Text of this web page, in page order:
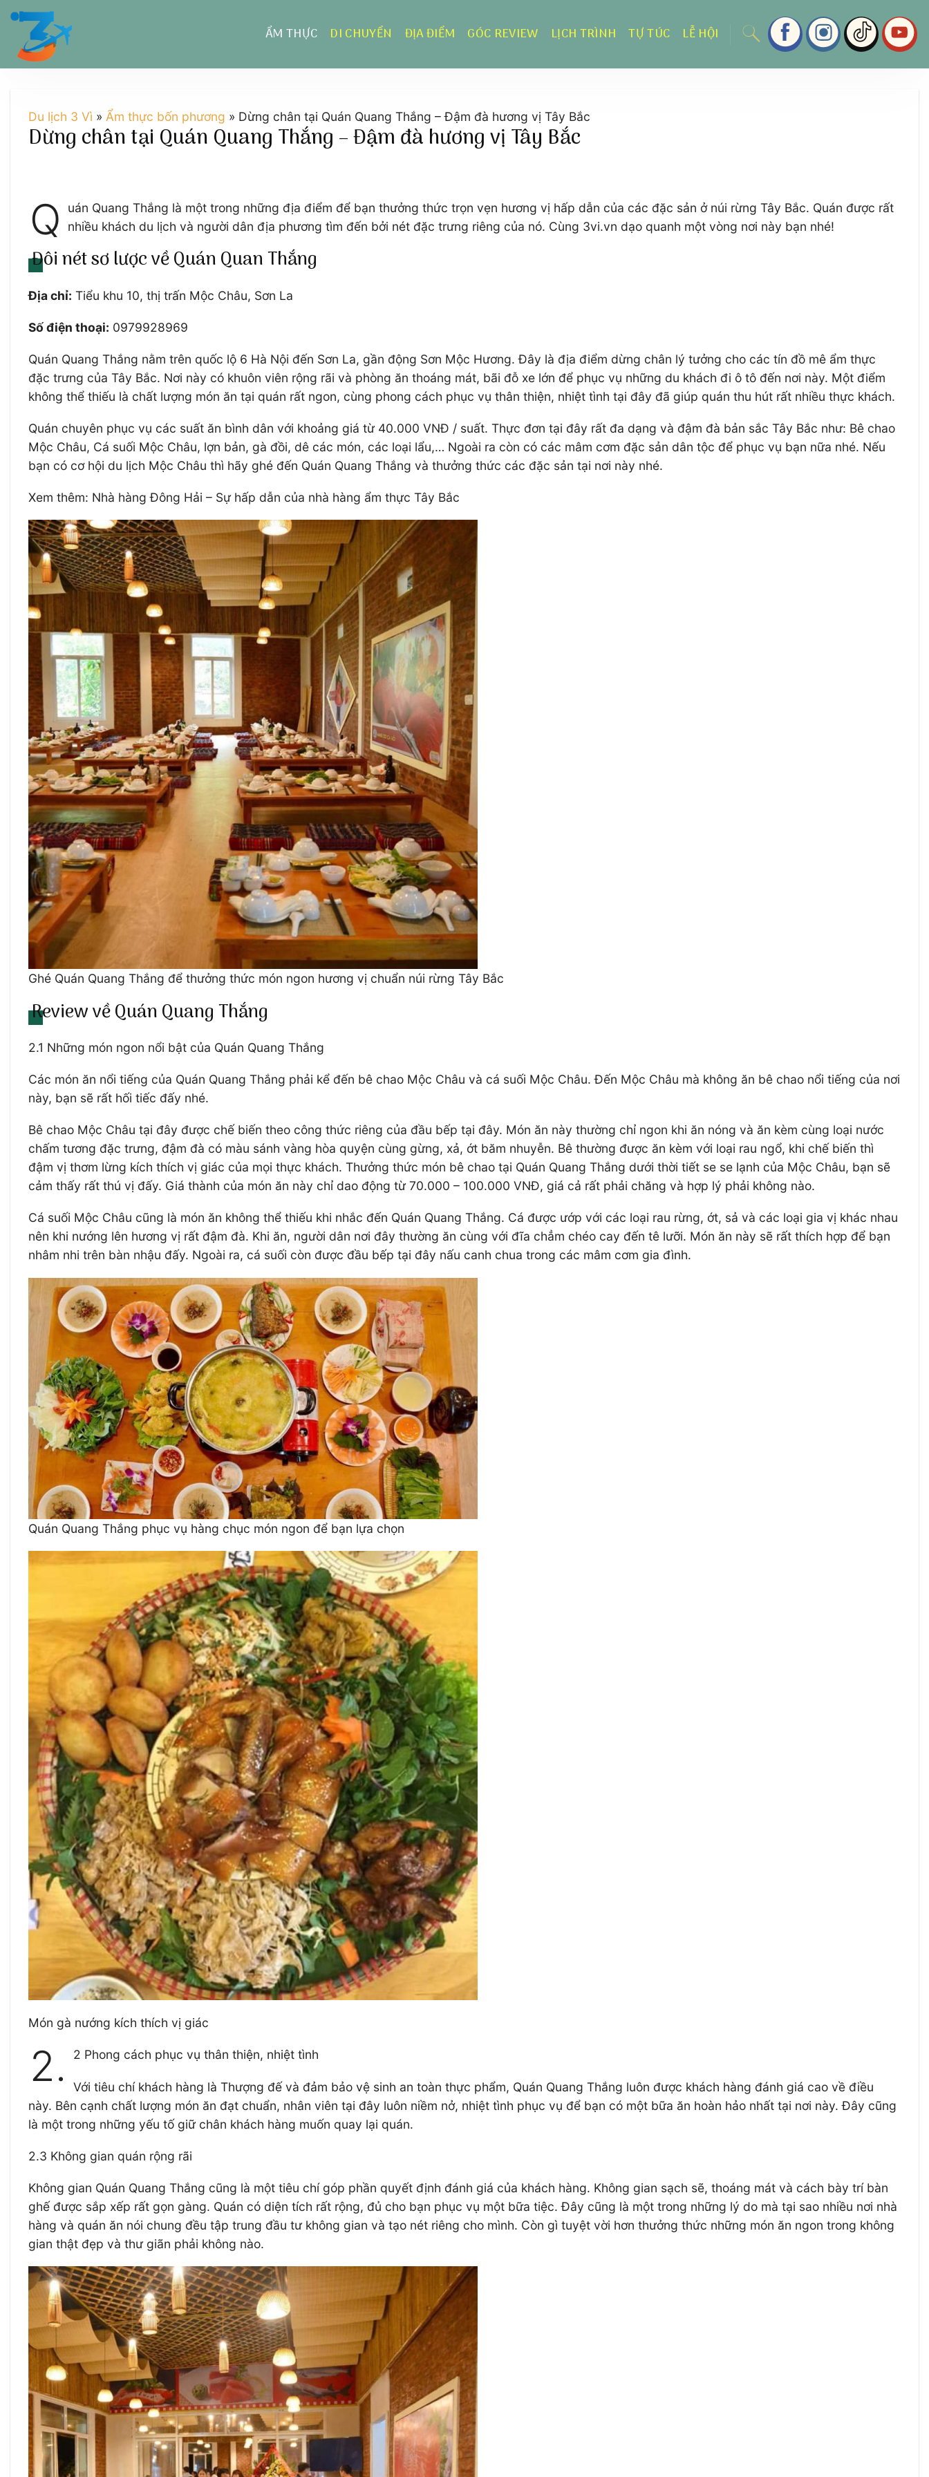
Chuyển
dung
ẨM THỰC DI CHUYỂN ĐỊA ĐIỂM GÓC REVIEW LỊCH TRÌNH TỰ TÚC LỄ HỘI
Du lịch 3 Vì » Ẩm thực bốn phương » Dừng chân tại Quán Quang Thắng – Đậm đà hương vị Tây Bắc
Dừng chân tại Quán Quang Thắng – Đậm đà hương vị Tây Bắc
Q
uán Quang Thắng là một trong những địa điểm để bạn thưởng thức trọn vẹn hương vị hấp dẫn của các đặc sản ở núi rừng Tây Bắc. Quán được rất
nhiều khách du lịch và người dân địa phương tìm đến bởi nét đặc trưng riêng của nó. Cùng 3vi.vn dạo quanh một vòng nơi này bạn nhé!
Đôi nét sơ lược về Quán Quan Thắng
Địa chỉ: Tiểu khu 10, thị trấn Mộc Châu, Sơn La
Số điện thoại: 0979928969
Quán Quang Thắng nằm trên quốc lộ 6 Hà Nội đến Sơn La, gần động Sơn Mộc Hương. Đây là địa điểm dừng chân lý tưởng cho các tín đồ mê ẩm thực
đặc trưng của Tây Bắc. Nơi này có khuôn viên rộng rãi và phòng ăn thoáng mát, bãi đỗ xe lớn để phục vụ những du khách đi ô tô đến nơi này. Một điểm
không thể thiếu là chất lượng món ăn tại quán rất ngon, cùng phong cách phục vụ thân thiện, nhiệt tình tại đây đã giúp quán thu hút rất nhiều thực khách.
Quán chuyên phục vụ các suất ăn bình dân với khoảng giá từ 40.000 VNĐ / suất. Thực đơn tại đây rất đa dạng và đậm đà bản sắc Tây Bắc như: Bê chao
Mộc Châu, Cá suối Mộc Châu, lợn bản, gà đồi, dê các món, các loại lẩu,… Ngoài ra còn có các mâm cơm đặc sản dân tộc để phục vụ bạn nữa nhé. Nếu
bạn có cơ hội du lịch Mộc Châu thì hãy ghé đến Quán Quang Thắng và thưởng thức các đặc sản tại nơi này nhé.
Xem thêm: Nhà hàng Đông Hải – Sự hấp dẫn của nhà hàng ẩm thực Tây Bắc
Ghé Quán Quang Thắng để thưởng thức món ngon hương vị chuẩn núi rừng Tây Bắc
Review về Quán Quang Thắng
2.1 Những món ngon nổi bật của Quán Quang Thắng
Các món ăn nổi tiếng của Quán Quang Thắng phải kể đến bê chao Mộc Châu và cá suối Mộc Châu. Đến Mộc Châu mà không ăn bê chao nổi tiếng của nơi
này, bạn sẽ rất hối tiếc đấy nhé.
Bê chao Mộc Châu tại đây được chế biến theo công thức riêng của đầu bếp tại đây. Món ăn này thường chỉ ngon khi ăn nóng và ăn kèm cùng loại nước
chấm tương đặc trưng, đậm đà có màu sánh vàng hòa quyện cùng gừng, xả, ớt băm nhuyễn. Bê thường được ăn kèm với loại rau ngổ, khi chế biến thì
đậm vị thơm lừng kích thích vị giác của mọi thực khách. Thưởng thức món bê chao tại Quán Quang Thắng dưới thời tiết se se lạnh của Mộc Châu, bạn sẽ
cảm thấy rất thú vị đấy. Giá thành của món ăn này chỉ dao động từ 70.000 – 100.000 VNĐ, giá cả rất phải chăng và hợp lý phải không nào.
Cá suối Mộc Châu cũng là món ăn không thể thiếu khi nhắc đến Quán Quang Thắng. Cá được ướp với các loại rau rừng, ớt, sả và các loại gia vị khác nhau
nên khi nướng lên hương vị rất đậm đà. Khi ăn, người dân nơi đây thường ăn cùng với đĩa chẳm chéo cay đến tê lưỡi. Món ăn này sẽ rất thích hợp để bạn
nhâm nhi trên bàn nhậu đấy. Ngoài ra, cá suối còn được đầu bếp tại đây nấu canh chua trong các mâm cơm gia đình.
Quán Quang Thắng phục vụ hàng chục món ngon để bạn lựa chọn
Món gà nướng kích thích vị giác
2. 2 Phong cách phục vụ thân thiện, nhiệt tình
Với tiêu chí khách hàng là Thượng đế và đảm bảo vệ sinh an toàn thực phẩm, Quán Quang Thắng luôn được khách hàng đánh giá cao về điều
này. Bên cạnh chất lượng món ăn đạt chuẩn, nhân viên tại đây luôn niềm nở, nhiệt tình phục vụ để bạn có một bữa ăn hoàn hảo nhất tại nơi này. Đây cũng
là một trong những yếu tố giữ chân khách hàng muốn quay lại quán.
2.3 Không gian quán rộng rãi
Không gian Quán Quang Thắng cũng là một tiêu chí góp phần quyết định đánh giá của khách hàng. Không gian sạch sẽ, thoáng mát và cách bày trí bàn
ghế được sắp xếp rất gọn gàng. Quán có diện tích rất rộng, đủ cho bạn phục vụ một bữa tiệc. Đây cũng là một trong những lý do mà tại sao nhiều nơi nhà
hàng và quán ăn nói chung đều tập trung đầu tư không gian và tạo nét riêng cho mình. Còn gì tuyệt vời hơn thưởng thức những món ăn ngon trong không
gian thật đẹp và thư giãn phải không nào.